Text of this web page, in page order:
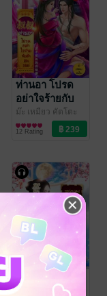
ท่านอา โปรด
อย่าใจร้ายกับ
ข้าอีกเลย
ม๊ะ เหมียว คัตโตะ
นิยายรักจีนโบราณ
12 Rating
สยบรักแม่ทัพ
เย็นชา (หนังสือ